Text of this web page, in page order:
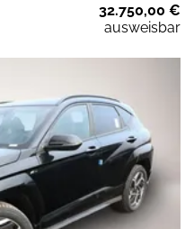
32.750,00 €
ausweisbar